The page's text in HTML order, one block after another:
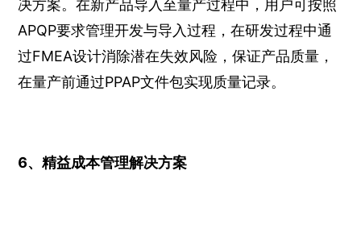
决方案。在新产品导入至量产过程中，用户可按照
APQP要求管理开发与导入过程，在研发过程中通
过FMEA设计消除潜在失效风险，保证产品质量，
在量产前通过PPAP文件包实现质量记录。
6、精益成本管理解决方案